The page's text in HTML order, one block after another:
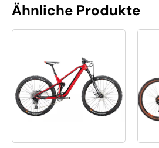
Ähnliche Produkte